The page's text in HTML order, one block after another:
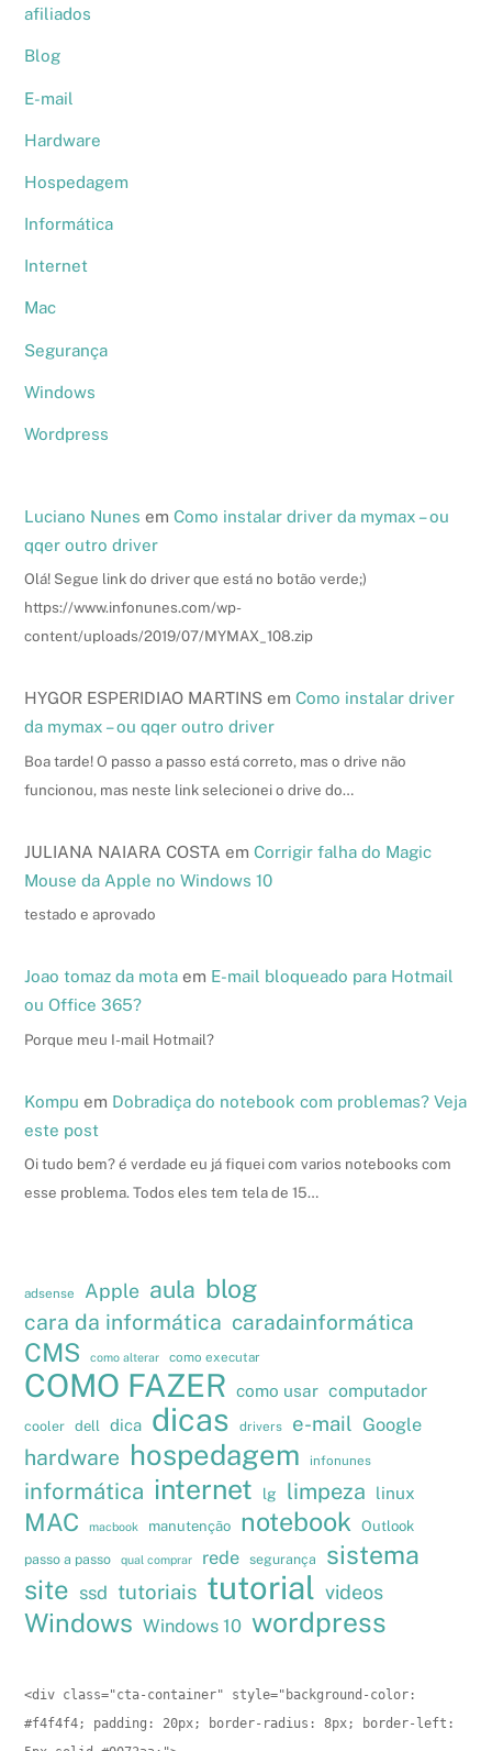
afiliados
Blog
E-mail
Hardware
Hospedagem
Informática
Internet
Mac
Segurança
Windows
Wordpress
Luciano Nunes emComo instalar driver da mymax – ou
qqer outro driver
Olá! Segue link do driver que está no botão verde;)
https://www.infonunes.com/wp-
content/uploads/2019/07/MYMAX_108.zip
HYGOR ESPERIDIAO MARTINS emComo instalar driver
da mymax – ou qqer outro driver
Boa tarde! O passo a passo está correto, mas o drive não
funcionou, mas neste link selecionei o drive do…
JULIANA NAIARA COSTA emCorrigir falha do Magic
Mouse da Apple no Windows 10
testado e aprovado
Joao tomaz da mota em E-mail bloqueado para Hotmail
ou Office 365?
Porque meu I-mail Hotmail?
Kompu em Dobradiça do notebook com problemas? Veja
este post
Oi tudo bem? é verdade eu já fiquei com varios notebooks com
esse problema. Todos eles tem tela de 15…
adsense Apple aula blog
cara da informática caradainformática
CMS como alterar como executar
COMO FAZER como usar computador
cooler dell dica dicas drivers e-mail Google
hardware hospedagem infonunes
informática internet lg limpeza linux
MAC macbook manutenção notebook
Outlook
passo a passo
qual comprar rede segurança sistema
site ssd tutoriais tutorial videos
Windows Windows 10 wordpress
<div class="cta-container" style="background-color:
#f4f4f4; padding: 20px; border-radius: 8px; border-left: